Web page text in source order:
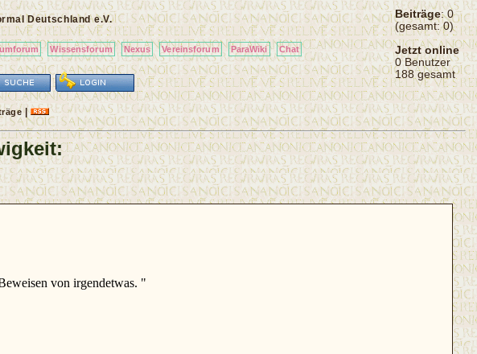
Beiträge: 0
(gesamt: 0)
Jetzt online
0 Benutzer
188 gesamt
Deutschland e.V.
Wissensforum Nexus Vereinsforum ParaWiki Chat
|
von irgendetwas. "